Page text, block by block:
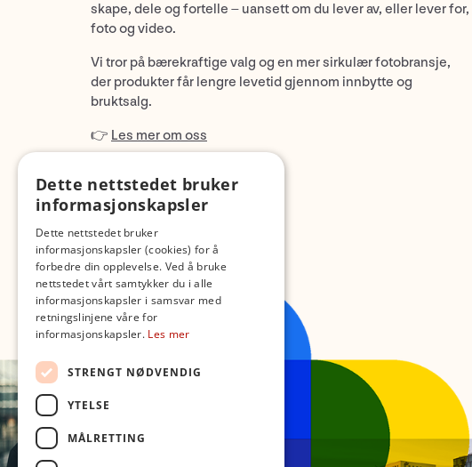
skape, dele og fortelle – uansett om du lever av, eller lever for,
foto og video.
Vi tror på bærekraftige valg og en mer sirkulær fotobransje,
der produkter får lengre levetid gjennom innbytte og
bruktsalg.
👉 Les mer om oss
Dette nettstedet bruker
informasjonskapsler
Dette nettstedet bruker
informasjonskapsler (cookies) for å
forbedre din opplevelse. Ved å bruke
nettstedet vårt samtykker du i alle
informasjonskapsler i samsvar med
retningslinjene våre for
informasjonskapsler. Les mer
STRENGT NØDVENDIG
YTELSE
MÅLRETTING